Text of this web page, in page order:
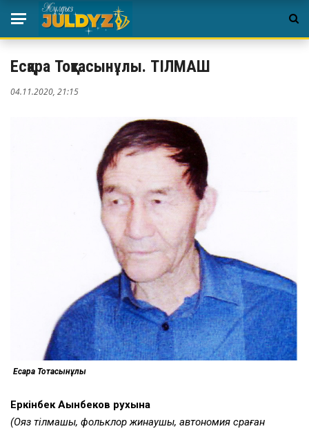
Есқара Тоқтасынұлы. ТІЛМАШ
04.11.2020, 21:15
Есқара Тоқтасынұлы
Еркінбек Ақынбеков рухына
(Ояз тілмашы, фольклор жинаушы, автономия сүраған